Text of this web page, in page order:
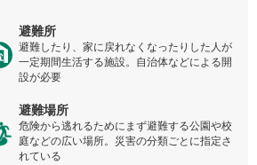
避難所
避難したり、家に戻れなくなったりした人が
一定期間生活する施設。自治体などによる開
設が必要
避難場所
危険から逃れるためにまず避難する公園や校
庭などの広い場所。災害の分類ごとに指定さ
れている